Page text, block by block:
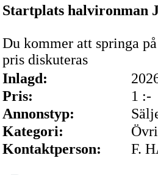
Startplats halvironman
Du kommer att springa
pris diskuteras
Inlagd:
Pris:
1 :-
Annonstyp:
Kategori:
Kontaktperson:
F.